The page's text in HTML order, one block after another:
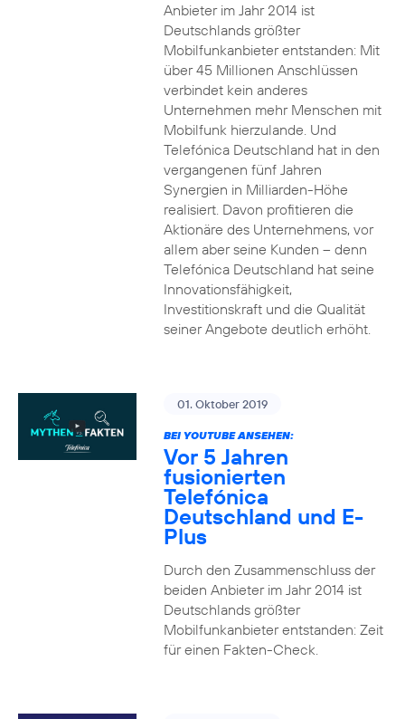
Anbieter im Jahr 2014 ist
Deutschlands größter
Mobilfunkanbieter entstanden: Mit
über 45 Millionen Anschlüssen
verbindet kein anderes
Unternehmen mehr Menschen mit
Mobilfunk hierzulande. Und
Telefónica Deutschland hat in den
vergangenen fünf Jahren
Synergien in Milliarden-Höhe
realisiert. Davon profitieren die
Aktionäre des Unternehmens, vor
allem aber seine Kunden – denn
Telefónica Deutschland hat seine
Innovationsfähigkeit,
Investitionskraft und die Qualität
seiner Angebote deutlich erhöht.
01. Oktober 2019
BEI YOUTUBE ANSEHEN:
Vor 5 Jahren
fusionierten
Telefónica
Deutschland und E-
Plus
Durch den Zusammenschluss der
beiden Anbieter im Jahr 2014 ist
Deutschlands größter
Mobilfunkanbieter entstanden: Zeit
für einen Fakten-Check.